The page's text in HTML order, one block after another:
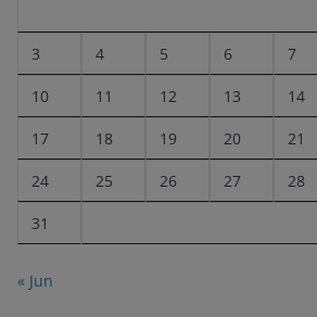
3 4 5 6 7
10 11 12 13 14
17 18 19 20 21
24 25 26 27 28
31
« Jun